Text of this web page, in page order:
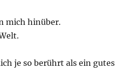
mich hinüber.
je so berührt als ein gutes